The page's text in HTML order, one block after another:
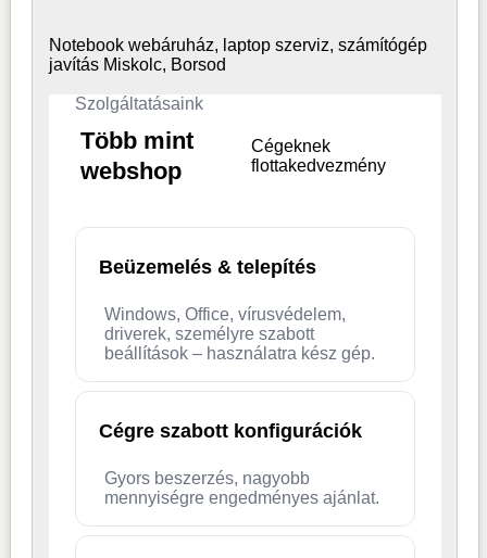
Notebook webáruház, laptop szerviz, számítógép
javítás Miskolc, Borsod
Szolgáltatásaink
Több mint
webshop
Cégeknek
flottakedvezmény
Beüzemelés & telepítés
Windows, Office, vírusvédelem,
driverek, személyre szabott
beállítások – használatra kész gép.
Cégre szabott konfigurációk
Gyors beszerzés, nagyobb
mennyiségre engedményes ajánlat.